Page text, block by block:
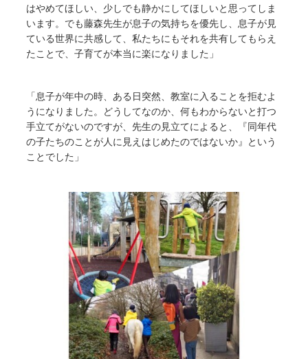
はやめてほしい、少しでも静かにしてほしいと思ってしま
います。でも藤森先生が息子の気持ちを優先し、息子が見
ている世界に共感して、私たちにもそれを共有してもらえ
たことで、子育てが本当に楽になりました」
「息子が年中の時、ある日突然、教室に入ることを拒むよ
うになりました。どうしてなのか、何もわからないと打つ
手立てがないのですが、先生の見立てによると、『同年代
の子たちのことが人に見えはじめたのではないか』という
ことでした」